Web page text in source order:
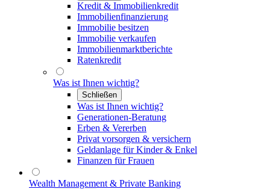
Kredit & Immobilienkredit
Immobilienfinanzierung
Immobilie besitzen
Immobilie verkaufen
Immobilienmarktberichte
Ratenkredit
Was ist Ihnen wichtig?
Schließen
Was ist Ihnen wichtig?
Generationen-Beratung
Erben & Vererben
Privat vorsorgen & versichern
Geldanlage für Kinder & Enkel
Finanzen für Frauen
Wealth Management & Private Banking